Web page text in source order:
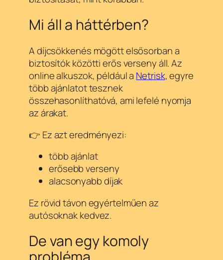
Mi áll a háttérben?
A díjcsökkenés mögött elsősorban a
biztosítók közötti erős verseny áll. Az
online alkuszok, például a Netrisk, egyre
több ajánlatot tesznek
összehasonlíthatóvá, ami lefelé nyomja
az árakat.
👉 Ez azt eredményezi:
több ajánlat
erősebb verseny
alacsonyabb díjak
Ez rövid távon egyértelműen az
autósoknak kedvez.
De van egy komoly